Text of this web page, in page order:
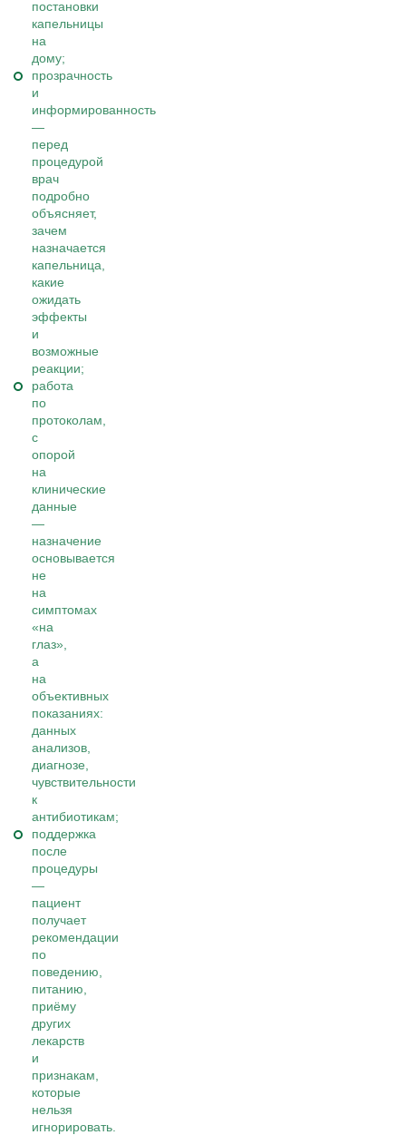
постановки
капельницы
на
дому;
прозрачность
и
информированность
—
перед
процедурой
врач
подробно
объясняет,
зачем
назначается
капельница,
какие
ожидать
эффекты
и
возможные
реакции;
работа
по
протоколам,
с
опорой
на
клинические
данные
—
назначение
основывается
не
на
симптомах
«на
глаз»,
а
на
объективных
показаниях:
данных
анализов,
диагнозе,
чувствительности
к
антибиотикам;
поддержка
после
процедуры
—
пациент
получает
рекомендации
по
поведению,
питанию,
приёму
других
лекарств
и
признакам,
которые
нельзя
игнорировать.